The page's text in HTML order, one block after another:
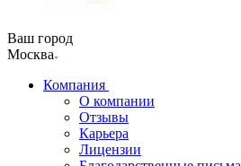
Ваш город
Москва
Компания
О компании
Отзывы
Карьера
Лицензии